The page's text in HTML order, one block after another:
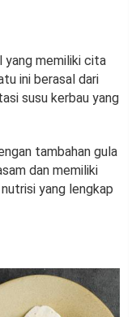
yang memiliki cita
ini berasal dari
susu kerbau yang
tambahan gula
dan memiliki
yang lengkap